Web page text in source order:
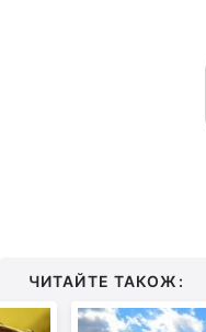
ЧИТАЙТЕ ТАКОЖ: